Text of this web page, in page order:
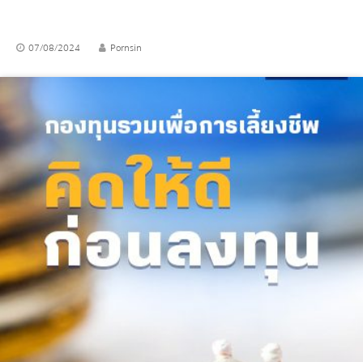
07/08/2024 Pornsin